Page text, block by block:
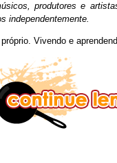
produtores e
independentemente.
Vivendo e